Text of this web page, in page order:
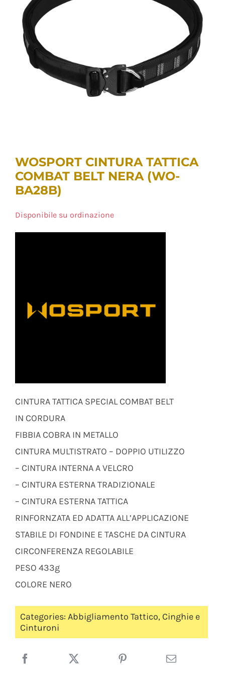
WOSPORT CINTURA TATTICA
COMBAT BELT NERA (WO-
BA28B)
Disponibile su ordinazione
CINTURA TATTICA SPECIAL COMBAT BELT
IN CORDURA
FIBBIA COBRA IN METALLO
CINTURA MULTISTRATO – DOPPIO UTILIZZO
– CINTURA INTERNA A VELCRO
– CINTURA ESTERNA TRADIZIONALE
– CINTURA ESTERNA TATTICA
RINFORNZATA ED ADATTA ALL’APPLICAZIONE
STABILE DI FONDINE E TASCHE DA CINTURA
CIRCONFERENZA REGOLABILE
PESO 433g
COLORE NERO
Categories: Abbigliamento Tattico, Cinghie e
Cinturoni